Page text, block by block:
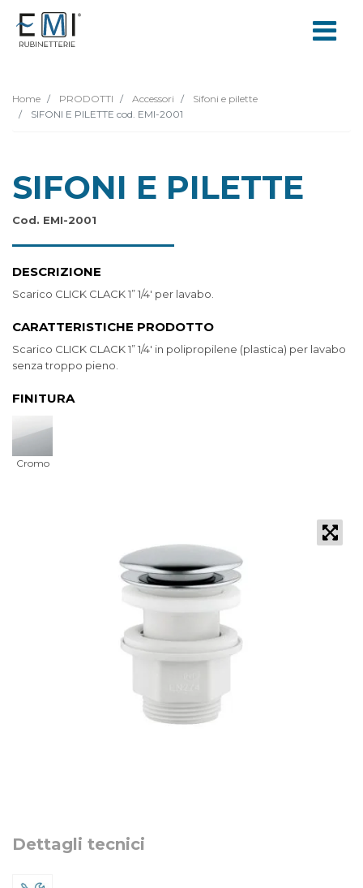
Home PRODOTTI Accessori
Sifoni e pilette
SIFONI E PILETTE cod. EMI-2001
SIFONI E PILETTE
Cod. EMI-2001
DESCRIZIONE
Scarico CLICK CLACK 1” 1/4' per lavabo.
CARATTERISTICHE PRODOTTO
Scarico CLICK CLACK 1” 1/4' in polipropilene (plastica) per lavabo
senza troppo pieno.
FINITURA
Cromo
Dettagli tecnici